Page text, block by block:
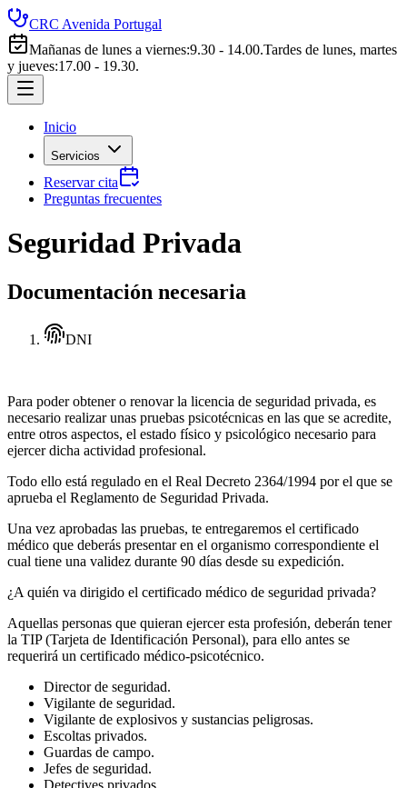
CRC Avenida Portugal
Mañanas de lunes a viernes:9.30 - 14.00.Tardes de lunes, martes
y jueves:17.00 - 19.30.
Inicio
Servicios
Reservar cita
Preguntas frecuentes
Seguridad Privada
Documentación necesaria
DNI
Para poder obtener o renovar la licencia de seguridad privada, es
necesario realizar unas pruebas psicotécnicas en las que se acredite,
entre otros aspectos, el estado físico y psicológico necesario para
ejercer dicha actividad profesional.
Todo ello está regulado en el Real Decreto 2364/1994 por el que se
aprueba el Reglamento de Seguridad Privada.
Una vez aprobadas las pruebas, te entregaremos el certificado
médico que deberás presentar en el organismo correspondiente el
cual tiene una validez durante 90 días desde su expedición.
¿A quién va dirigido el certificado médico de seguridad privada?
Aquellas personas que quieran ejercer esta profesión, deberán tener
la TIP (Tarjeta de Identificación Personal), para ello antes se
requerirá un certificado médico-psicotécnico.
Director de seguridad.
Vigilante de seguridad.
Vigilante de explosivos y sustancias peligrosas.
Escoltas privados.
Guardas de campo.
Jefes de seguridad.
Detectives privados.